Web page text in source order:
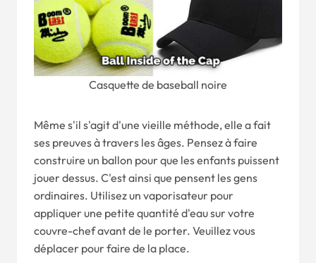
Casquette de baseball noire
Même s'il s'agit d'une vieille méthode, elle a fait
ses preuves à travers les âges. Pensez à faire
construire un ballon pour que les enfants puissent
jouer dessus. C'est ainsi que pensent les gens
ordinaires. Utilisez un vaporisateur pour
appliquer une petite quantité d'eau sur votre
couvre-chef avant de le porter. Veuillez vous
déplacer pour faire de la place.